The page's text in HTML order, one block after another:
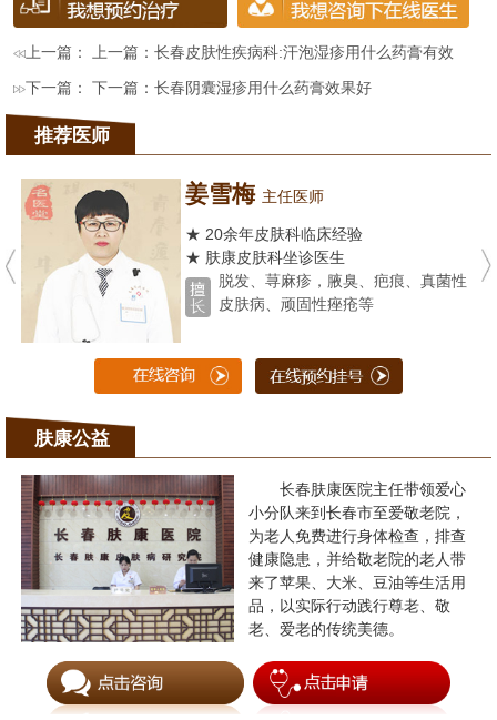
上一篇： 上一篇：长春皮肤性疾病科:汗泡湿疹用什么药膏有效
下一篇： 下一篇：长春阴囊湿疹用什么药膏效果好
推荐医师
姜雪梅 主任医师
★ 20余年皮肤科临床经验
★ 肤康皮肤科坐诊医生
脱发、荨麻疹，腋臭、疤痕、真菌性
皮肤病、顽固性痤疮等
肤康公益
长春肤康医院主任带领爱心
小分队来到长春市至爱敬老院，
为老人免费进行身体检查，排查
健康隐患，并给敬老院的老人带
来了苹果、大米、豆油等生活用
品，以实际行动践行尊老、敬
老、爱老的传统美德。